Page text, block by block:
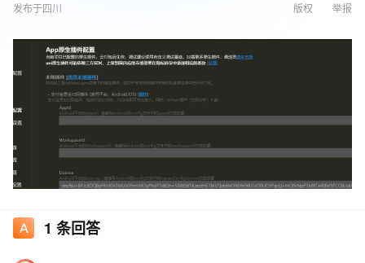
发布于四川
举报
版权
1 条回答